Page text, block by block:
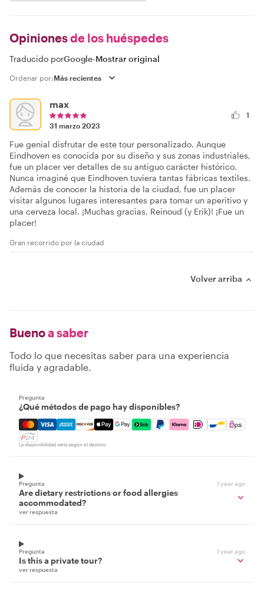
Opinionesde los huéspedes
Traducido porGoogle-Mostrar original
Ordenar por:
max
31 marzo 2023
1
Fue genial disfrutar de este tour personalizado. Aunque
Eindhoven es conocida por su diseño y sus zonas industriales,
fue un placer ver detalles de su antiguo carácter histórico.
Nunca imaginé que Eindhoven tuviera tantas fábricas textiles.
Además de conocer la historia de la ciudad, fue un placer
visitar algunos lugares interesantes para tomar un aperitivo y
una cerveza local. ¡Muchas gracias, Reinoud (y Erik)! ¡Fue un
placer!
Gran recorrido por la ciudad
Volver arriba
Buenoa saber
Todo lo que necesitas saber para una experiencia
fluida y agradable.
Pregunta
¿Qué métodos de pago hay disponibles?
Mastercard, Visa, Amex, Discover, Apple Pay, Google
La disponibilidad varía según el destino
Pregunta 1 year ago
Are dietary restrictions or food allergies
accommodated?
ver respuesta
Pregunta 1 year ago
Is this a private tour?
ver respuesta